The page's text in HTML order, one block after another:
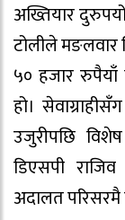
अख्तियार
टोलीले मङलवार
५० हजार रुपैयाँ
हो।
उजुरीपछि
डिएसपी
अदालत परिसरमै